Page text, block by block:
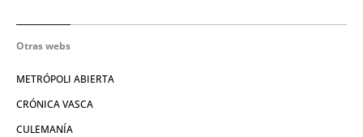
Otras webs
METRÓPOLI ABIERTA
CRÓNICA VASCA
CULEMANÍA